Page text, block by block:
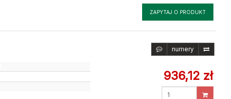
ZAPYTAJ O PRODUKT
numery
936,12 zł
Wprowadź